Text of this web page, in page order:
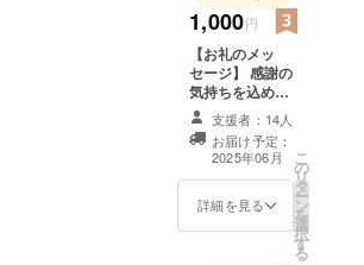
1,000円
【お礼のメッ
セージ】 感謝の
気持ちを込め
て、お礼のメッ
セージをお送り
します。
【Thank You
Message】
With heartfelt
支援者：14人
お届け予定：
2025年06月
詳細を見る
こ
の
リ
タ
ー
ン
を
選
択
す
る